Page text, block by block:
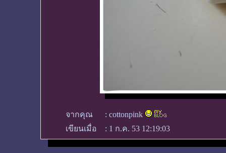
จากคุณ : cottonpink
เขียนเมื่อ
: 1 ก.ค. 53 12:19:03